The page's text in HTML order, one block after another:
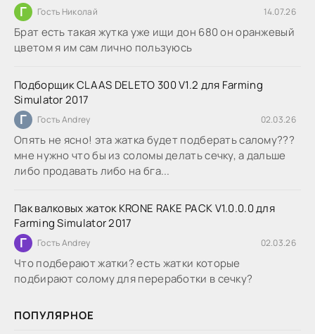
Г Гость Николай 14.07.26
Брат есть такая жутка уже ищи дон 680 он оранжевый
цветом я им сам лично пользуюсь
Подборщик CLAAS DELETO 300 V1.2 для Farming
Simulator 2017
Г Гость Andrey 02.03.26
Опять не ясно! эта жатка будет подберать салому???
мне нужно что бы из соломы делать сечку, а дальше
либо продавать либо на бга...
Пак валковых жаток KRONE RAKE PACK V1.0.0.0 для
Farming Simulator 2017
Г Гость Andrey 02.03.26
Что подберают жатки? есть жатки которые
подбирают солому для переработки в сечку?
ПОПУЛЯРНОЕ